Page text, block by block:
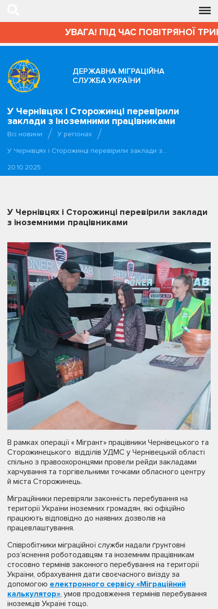
УВАГА! ПІД ЧАС ПОВІТРЯНОЇ
ДЕРЖАВНА МІГРАЦІЙНА
СЛУЖБА УКРАЇНИ
У Чернівцях і Сторожинці перевірили
заклади з іноземними працівниками
Всі новини
У регіонах
У Чернівцях і Сторожинці перевірили заклади з…
20.10.2025
У Чернівцях і Сторожинці перевірили заклади
з іноземними працівниками
В рамках операції « Мігрант» працівники Чернівецького та
Сторожинецького відділів УДМС у Чернівецькій області
спільно з правоохоронцями провели рейди закладами
харчування та торгівельними точками обласного центру
й міста Сторожинець.
Міграцйіники перевіряли законність перебування на
території України іноземних громадян, які офіційно
працюють відповідно до наявних дозволів на
працевлаштування.
Співробітники міграційної служби надали ґрунтовні
роз’яснення роботодавцям та іноземним працівникам
стосовно термінів законного перебування на території
України, обрахування дати своєчасного виїзду за
допомогою електронного сервісу «Міграційний
калькулятор», умов продовження термінів перебування
іноземців Україні тощо.